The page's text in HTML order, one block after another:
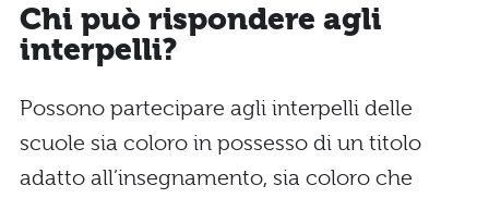
Chi può rispondere agli
interpelli?
Possono partecipare agli interpelli delle
scuole sia coloro in possesso di un titolo
adatto all’insegnamento, sia coloro che